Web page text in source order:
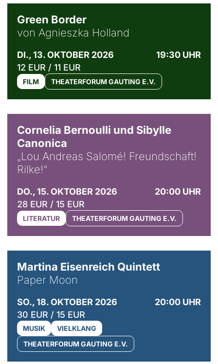
Green Border
von Agnieszka Holland
DI., 13. OKTOBER 2026
19:30 UHR
12 EUR / 11 EUR
FILM THEATERFORUM GAUTING E.V.
Cornelia Bernoulli und Sibylle
Canonica
„Lou Andreas Salomé! Freundschaft!
Rilke!“
DO., 15. OKTOBER 2026
20:00 UHR
28 EUR / 15 EUR
LITERATUR THEATERFORUM GAUTING E.V.
Martina Eisenreich Quintett
Paper Moon
SO., 18. OKTOBER 2026
20:00 UHR
30 EUR / 15 EUR
MUSIK
VIELKLANG
THEATERFORUM GAUTING E.V.